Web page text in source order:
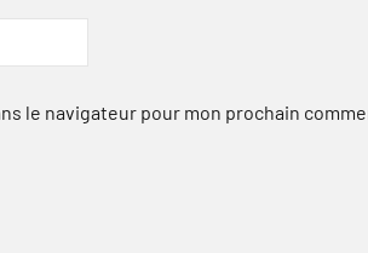
le navigateur pour mon prochain